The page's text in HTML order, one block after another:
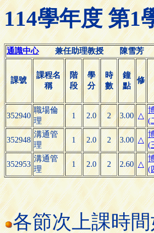
114學年度 第
通識中心兼任助理教授 陳雪芳
課號
課程名
稱
階
段
學
分
時
數
鐘
點
修
352940
職場倫
理
1 2.0 2 3.00 △
(
352948
溝通管
理
1 2.0 2 3.00 △
(
352953
溝通管
理
1 2.0 2 2.60 △
(
各節次上課時